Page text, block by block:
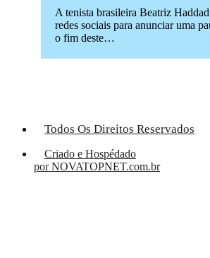
A tenista brasileira Beatriz
redes sociais para anunciar uma
o fim deste…
Todos Os Direitos Reservados
Criado e Hospédado
por NOVATOPNET.com.br